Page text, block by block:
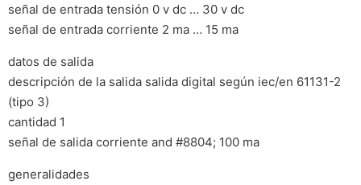
señal de entrada tensión 0 v dc … 30 v dc
señal de entrada corriente 2 ma … 15 ma
datos de salida
descripción de la salida salida digital según iec/en 61131-2
(tipo 3)
cantidad 1
señal de salida corriente and #8804; 100 ma
generalidades